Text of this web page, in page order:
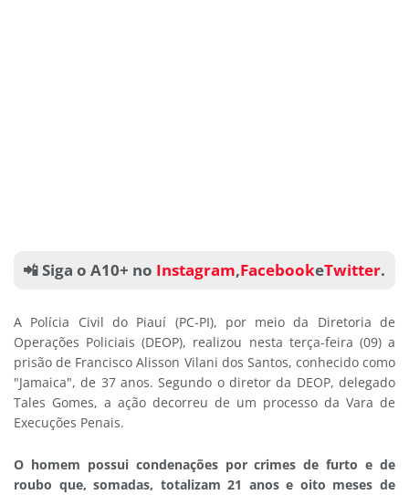
📲 Siga o A10+ no Instagram,FacebookeTwitter.
A Polícia Civil do Piauí (PC-PI), por meio da Diretoria de
Operações Policiais (DEOP), realizou nesta terça-feira (09) a
prisão de Francisco Alisson Vilani dos Santos, conhecido como
"Jamaica", de 37 anos. Segundo o diretor da DEOP, delegado
Tales Gomes, a ação decorreu de um processo da Vara de
Execuções Penais.
O homem possui condenações por crimes de furto e de
roubo que, somadas, totalizam 21 anos e oito meses de